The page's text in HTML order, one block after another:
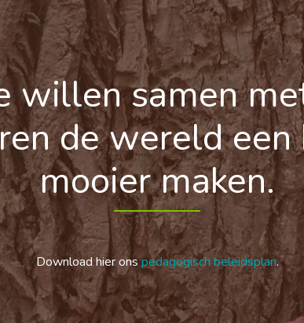
willen samen
de wereld een
mooier maken.
Download hier onspedagogisch beleidsplan.